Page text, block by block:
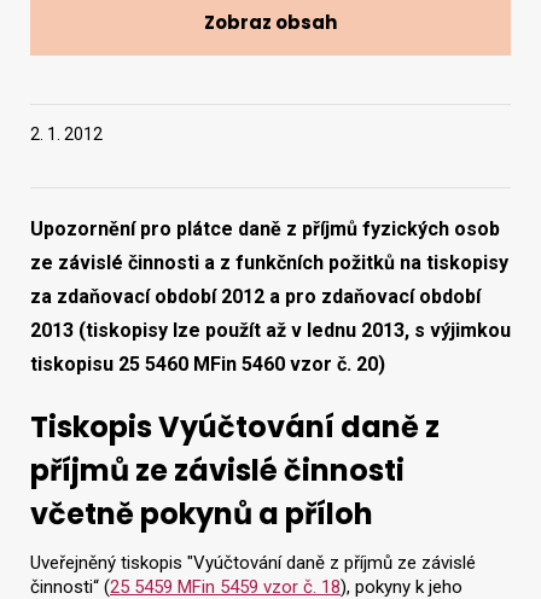
2. 1. 2012
Upozornění pro plátce daně z příjmů fyzických osob
ze závislé činnosti a z funkčních požitků na tiskopisy
za zdaňovací období 2012 a pro zdaňovací období
2013 (tiskopisy lze použít až v lednu 2013, s výjimkou
tiskopisu 25 5460 MFin 5460 vzor č. 20)
Tiskopis Vyúčtování daně z
příjmů ze závislé činnosti
včetně pokynů a příloh
Uveřejněný tiskopis "Vyúčtování daně z příjmů ze závislé
činnosti“ (25 5459 MFin 5459 vzor č. 18), pokyny k jeho
Zobraz obsah